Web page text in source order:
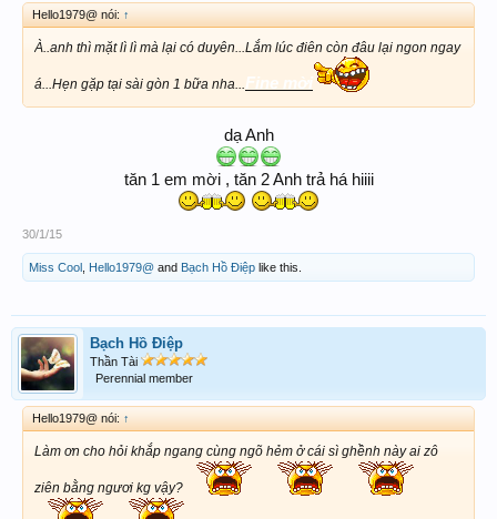
Hello1979@ nói: ↑
À..anh thì mặt lì lì mà lại có duyên...Lắm lúc điên còn đâu lại ngon ngay
á...Hẹn gặp tại sài gòn 1 bữa nha...Fine mời
dạ Anh
tăn 1 em mời , tăn 2 Anh trả há hiiii
30/1/15
Miss Cool Hello1979@ and Bạch Hồ Điệp like this.
Bạch Hồ Điệp
Thần Tài
Perennial member
Hello1979@ nói: ↑
Làm ơn cho hỏi khắp ngang cùng ngõ hẻm ở cái sì ghềnh này ai zô
ziên bằng ngươi kg vậy?